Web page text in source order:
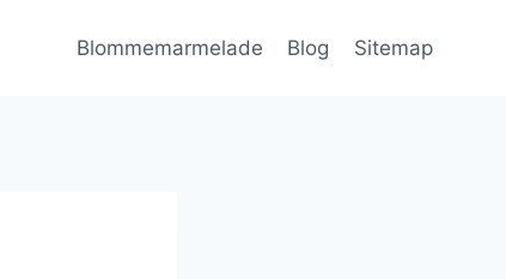
Blommemarmelade Blog Sitemap